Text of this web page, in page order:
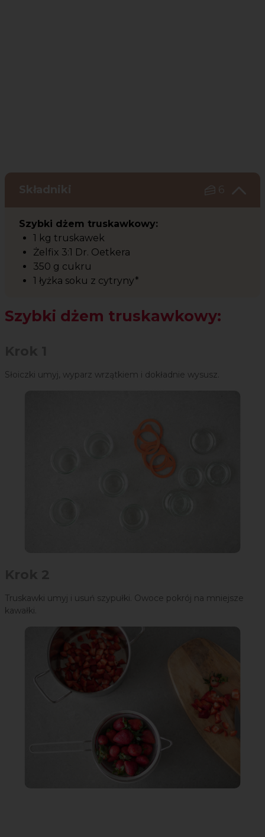
Składniki 6
Szybki dżem truskawkowy:
1 kg truskawek
Żelfix 3:1 Dr. Oetkera
350 g cukru
1 łyżka soku z cytryny*
Szybki dżem truskawkowy:
Słoiczki umyj, wyparz wrzątkiem i dokładnie wysusz.
Truskawki umyj i usuń szypułki. Owoce pokrój na mniejsze
kawałki.